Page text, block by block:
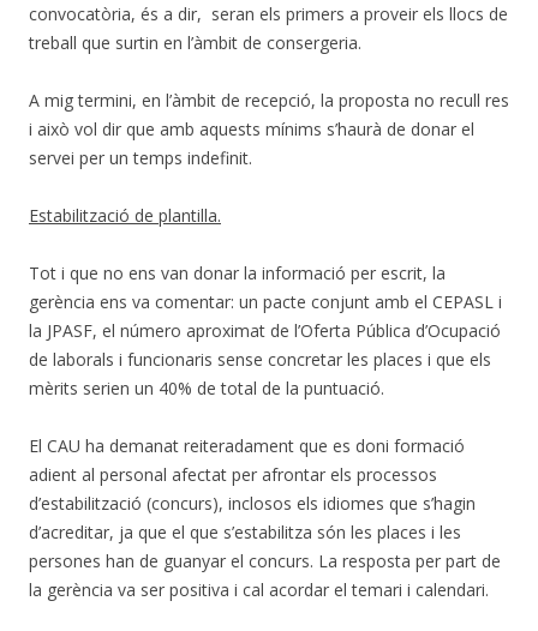
convocatòria, és a dir, seran els primers a proveir els llocs de
treball que surtin en l’àmbit de consergeria.
A mig termini, en l’àmbit de recepció, la proposta no recull res
i això vol dir que amb aquests mínims s’haurà de donar el
servei per un temps indefinit.
Estabilització de plantilla.
Tot i que no ens van donar la informació per escrit, la
gerència ens va comentar: un pacte conjunt amb el CEPASL i
la JPASF, el número aproximat de l’Oferta Pública d’Ocupació
de laborals i funcionaris sense concretar les places i que els
mèrits serien un 40% de total de la puntuació.
El CAU ha demanat reiteradament que es doni formació
adient al personal afectat per afrontar els processos
d’estabilització (concurs), inclosos els idiomes que s’hagin
d’acreditar, ja que el que s’estabilitza són les places i les
persones han de guanyar el concurs. La resposta per part de
la gerència va ser positiva i cal acordar el temari i calendari.